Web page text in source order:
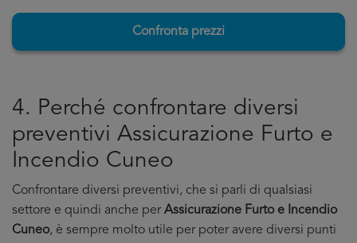
Confronta prezzi
4. Perché confrontare diversi
preventivi Assicurazione Furto e
Incendio Cuneo
Confrontare diversi preventivi, che si parli di qualsiasi
settore e quindi anche perAssicurazione Furto e Incendio
Cuneo, è sempre molto utile per poter avere diversi punti